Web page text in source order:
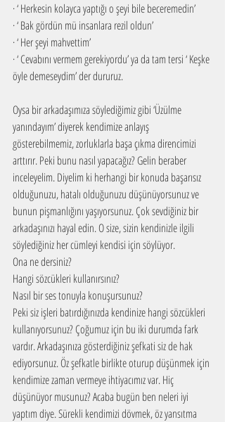
· ‘ Herkesin kolayca yaptığı o şeyi bile beceremedin’
· ‘ Bak gördün mü insanlara rezil oldun’
· ‘ Her şeyi mahvettim’
· ‘ Cevabını vermem gerekiyordu’ ya da tam tersi ‘ Keşke
öyle demeseydim’ der dururuz.
Oysa bir arkadaşımıza söylediğimiz gibi ‘Üzülme
yanındayım’ diyerek kendimize anlayış
gösterebilmemiz, zorluklarla başa çıkma direncimizi
arttırır. Peki bunu nasıl yapacağız? Gelin beraber
inceleyelim. Diyelim ki herhangi bir konuda başarısız
olduğunuzu, hatalı olduğunuzu düşünüyorsunuz ve
bunun pişmanlığını yaşıyorsunuz. Çok sevdiğiniz bir
arkadaşınızı hayal edin. O size, sizin kendinizle ilgili
söylediğiniz her cümleyi kendisi için söylüyor.
Ona ne dersiniz?
Hangi sözcükleri kullanırsınız?
Nasıl bir ses tonuyla konuşursunuz?
Peki siz işleri batırdığınızda kendinize hangi sözcükleri
kullanıyorsunuz? Çoğumuz için bu iki durumda fark
vardır. Arkadaşınıza gösterdiğiniz şefkati siz de hak
ediyorsunuz. Öz şefkatle birlikte oturup düşünmek için
kendimize zaman vermeye ihtiyacımız var. Hiç
düşünüyor musunuz? Acaba bugün ben neleri iyi
yaptım diye. Sürekli kendimizi dövmek, öz yansıtma